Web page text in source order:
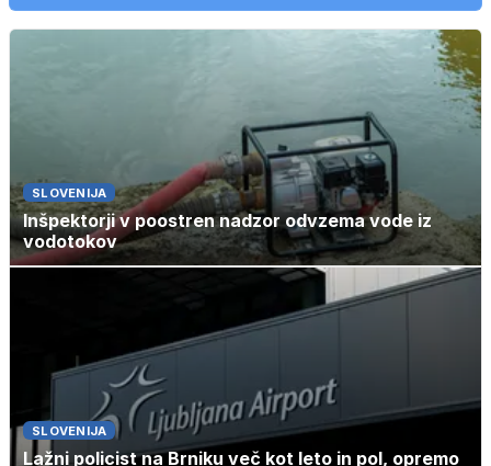
SLOVENIJA
Inšpektorji v poostren nadzor odvzema vode iz
vodotokov
SLOVENIJA
Lažni policist na Brniku več kot leto in pol, opremo